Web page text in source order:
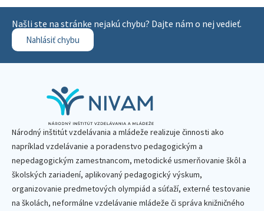
Našli ste na stránke nejakú chybu? Dajte nám o nej vedieť.
Nahlásiť chybu
Národný inštitút vzdelávania a mládeže realizuje činnosti ako
napríklad vzdelávanie a poradenstvo pedagogickým a
nepedagogickým zamestnancom, metodické usmerňovanie škôl a
školských zariadení, aplikovaný pedagogický výskum,
organizovanie predmetových olympiád a súťaží, externé testovanie
na školách, neformálne vzdelávanie mládeže či správa knižničného